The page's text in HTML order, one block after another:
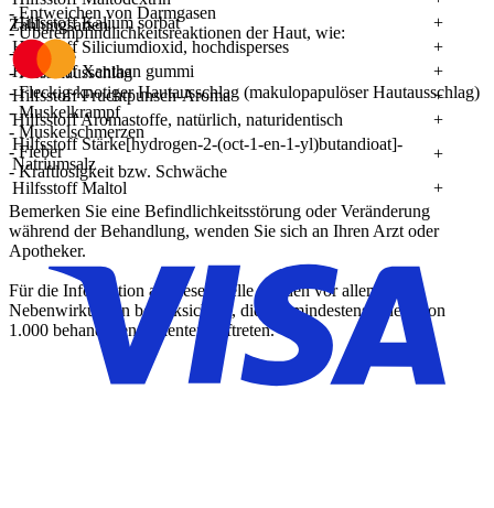
- Entweichen von Darmgasen
- Überempfindlichkeitsreaktionen der Haut, wie:
- Juckreiz
- Nesselausschlag
- Fleckig-knotiger Hautausschlag (makulopapulöser Hautausschlag)
- Muskelkrampf
- Muskelschmerzen
- Fieber
- Kraftlosigkeit bzw. Schwäche
Bemerken Sie eine Befindlichkeitsstörung oder Veränderung
während der Behandlung, wenden Sie sich an Ihren Arzt oder
Apotheker.
Für die Information an dieser Stelle werden vor allem
Nebenwirkungen berücksichtigt, die bei mindestens einem von
1.000 behandelten Patienten auftreten.
Hilfsstoff Kalium sorbat
+
Hilfsstoff Siliciumdioxid, hochdisperses
+
Hilfsstoff Xanthan gummi
+
Hilfsstoff Fruchtpunsch-Aroma
+
Hilfsstoff Aromastoffe, natürlich, naturidentisch
+
Hilfsstoff Stärke[hydrogen-2-(oct-1-en-1-yl)butandioat]-
Natriumsalz
+
Hilfsstoff Maltol
+
Zahlungsarten